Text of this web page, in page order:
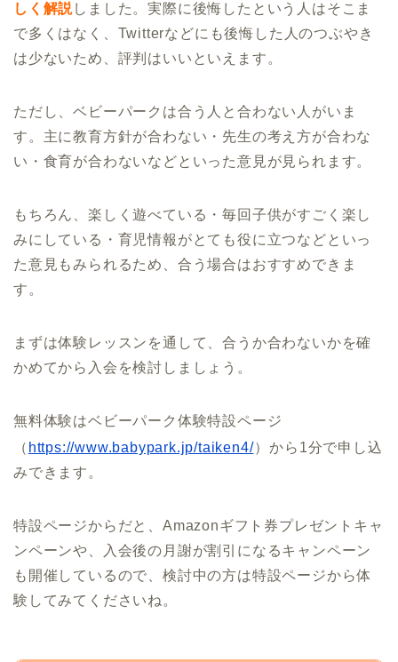
しく解説しました。実際に後悔したという人はそこま
で多くはなく、Twitterなどにも後悔した人のつぶやき
は少ないため、評判はいいといえます。
ただし、ベビーパークは合う人と合わない人がいま
す。主に教育方針が合わない・先生の考え方が合わな
い・食育が合わないなどといった意見が見られます。
もちろん、楽しく遊べている・毎回子供がすごく楽し
みにしている・育児情報がとても役に立つなどといっ
た意見もみられるため、合う場合はおすすめできま
す。
まずは体験レッスンを通して、合うか合わないかを確
かめてから入会を検討しましょう。
無料体験はベビーパーク体験特設ページ
（ https://www.babypark.jp/taiken4/）から1分で申し込
みできます。
特設ページからだと、Amazonギフト券プレゼントキャ
ンペーンや、入会後の月謝が割引になるキャンペーン
も開催しているので、検討中の方は特設ページから体
験してみてくださいね。